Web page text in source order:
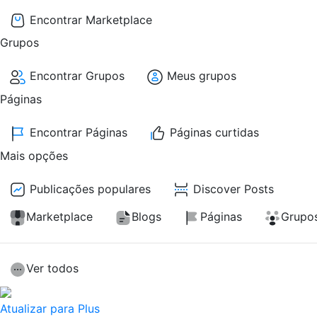
Encontrar Marketplace
Grupos
Encontrar Grupos
Meus grupos
Páginas
Encontrar Páginas
Páginas curtidas
Mais opções
Publicações populares
Discover Posts
Marketplace
Blogs Páginas
Ver todos
Atualizar para Plus